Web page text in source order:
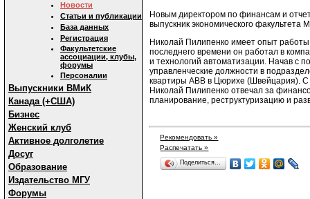
Новости
Статьи и публикации
База данных
Регистрация
Факультетские
ассоциации, клубы,
форумы
Персоналии
Выпускники ВМиК
Канада (+США)
Бизнес
Женский клуб
Активное долголетие
Досуг
Образование
Издательство МГУ
Форумы
Новым директором по финансам и
выпускник экономического
Николай Пилипенко имеет опыт
последнего времени он работал в
и технологий автоматизации. Начав с
управленческие должности в
квартиры АВВ в Цюрихе (Швейцария). С
Николай Пилипенко отвечал за
планирование, реструктуризацию и
Рекомендовать »
Распечатать »
Поделиться…